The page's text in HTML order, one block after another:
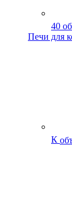
40
Печи для
К